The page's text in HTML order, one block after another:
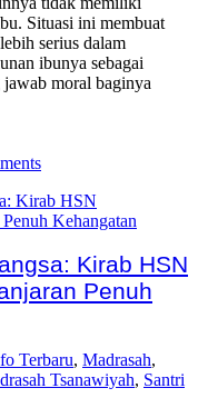
Situasi ini membuat
serius dalam
ibunya sebagai
jawab moral baginya
Kirab HSN
Penuh
Terbaru, Madrasah,
Tsanawiyah, Santri